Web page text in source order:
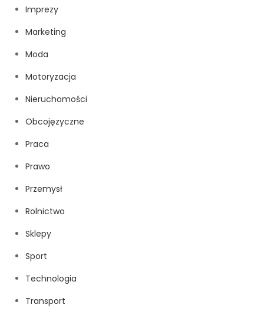
Imprezy
Marketing
Moda
Motoryzacja
Nieruchomości
Obcojęzyczne
Praca
Prawo
Przemysł
Rolnictwo
Sklepy
Sport
Technologia
Transport